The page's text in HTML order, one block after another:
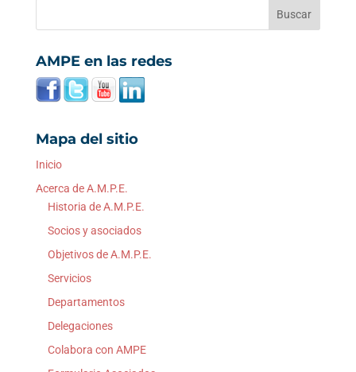
AMPE en las redes
Mapa del sitio
Inicio
Acerca de A.M.P.E.
Historia de A.M.P.E.
Socios y asociados
Objetivos de A.M.P.E.
Servicios
Departamentos
Delegaciones
Colabora con AMPE